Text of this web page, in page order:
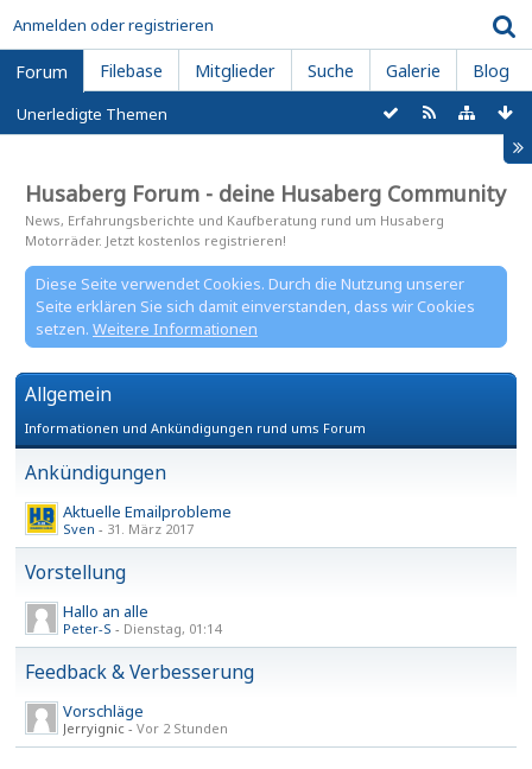
Anmelden oder registrieren
Forum Filebase Mitglieder Suche Galerie Blog
Unerledigte Themen
Husaberg Forum - deine Husaberg Community
News, Erfahrungsberichte und Kaufberatung rund um Husaberg
Motorräder. Jetzt kostenlos registrieren!
Diese Seite verwendet Cookies. Durch die Nutzung unserer
Seite erklären Sie sich damit einverstanden, dass wir Cookies
setzen. Weitere Informationen
Allgemein
Informationen und Ankündigungen rund ums Forum
Ankündigungen
Aktuelle Emailprobleme
Sven - 31. März 2017
Vorstellung
Hallo an alle
Peter-S - Dienstag, 01:14
Feedback & Verbesserung
Vorschläge
Jerryignic - Vor 2 Stunden